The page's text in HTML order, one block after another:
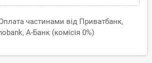
частинами від Приватбанк,
А-Банк (комісія 0%)